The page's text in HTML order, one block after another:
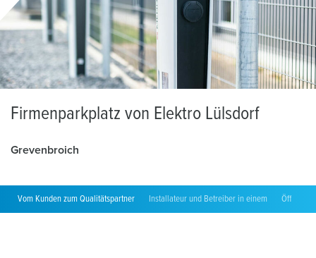
Firmenparkplatz von Elektro Lülsdorf
Grevenbroich
Vom Kunden zum Qualitätspartner Installateur und Betreiber in einem